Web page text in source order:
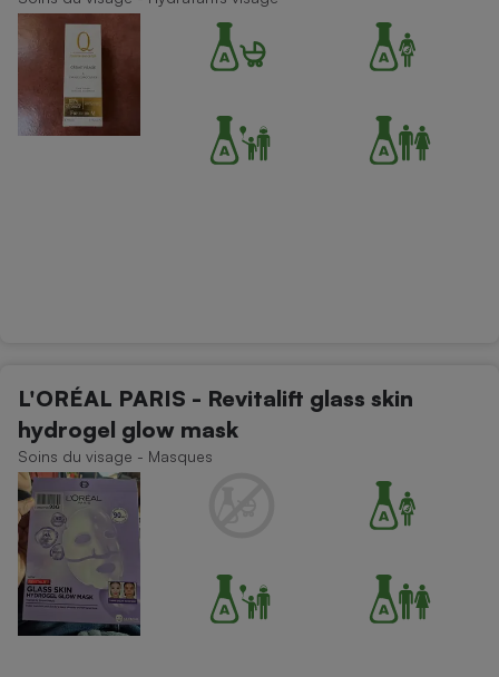
L'ORÉAL PARIS - Revitalift glass skin
hydrogel glow mask
Soins du visage - Masques